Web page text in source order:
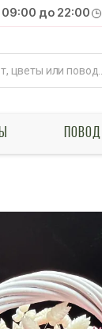
09:00 до 22:00
ПОВОД